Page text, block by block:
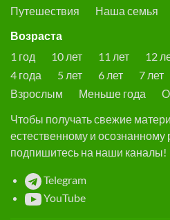
Путешествия
Наша семья
Возраста
1 год
10 лет 11 лет 12
4 года
5 лет 6 лет 7 лет
Взрослым
Меньше года
Чтобы получать свежие
естественному и осознанному
подпишитесь на наши каналы!
Telegram
YouTube